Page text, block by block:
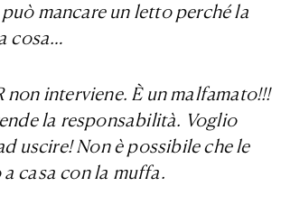
mancare un letto perché la
cosa…
non interviene. È un malfamato!!!
la responsabilità. Voglio
uscire! Non è possibile che le
casa con la muffa.